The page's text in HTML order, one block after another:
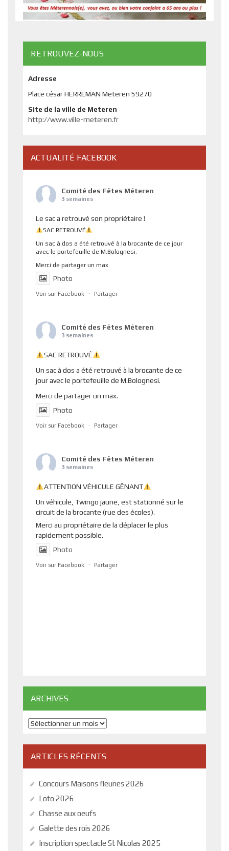
RETROUVEZ-NOUS
Adresse
Place césar HERREMAN Meteren 59270
Site de la ville de Meteren
http://www.ville-meteren.fr
ACTUALITÉ FACEBOOK
Comité des Fêtes Méteren
3 semaines
Le sac a retrouvé son propriétaire !
SAC RETROUVÉ
Un sac à dos a été retrouvé à la brocante de ce jour
avec le portefeuille de M.Bolognesi.
Merci de partager un max.
Photo
Voir sur Facebook · Partager
Comité des Fêtes Méteren
3 semaines
SAC RETROUVÉ
Un sac à dos a été retrouvé à la brocante de ce
jour avec le portefeuille de M.Bolognesi.
Merci de partager un max.
Photo
Voir sur Facebook · Partager
Comité des Fêtes Méteren
3 semaines
ATTENTION VÉHICULE GÊNANT
Un véhicule, Twingo jaune, est stationné sur le
circuit de la brocante (rue des écoles).
Merci au propriétaire de la déplacer le plus
rapidement possible.
Photo
Voir sur Facebook · Partager
ARCHIVES
Archives
ARTICLES RÉCENTS
Concours Maisons fleuries 2026
Loto 2026
Chasse aux oeufs
Galette des rois 2026
Inscription spectacle St Nicolas 2025